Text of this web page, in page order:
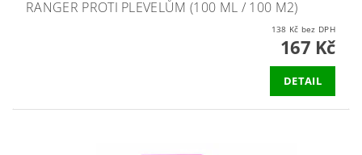
RANGER PROTI PLEVELŮM (100 ML / 100 M2)
138 Kč bez DPH
167 Kč
DETAIL